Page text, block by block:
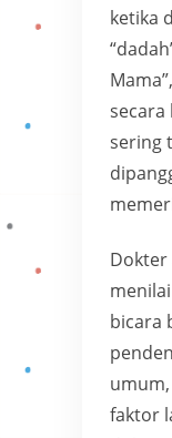
ketika
secara
sering
bicara
faktor